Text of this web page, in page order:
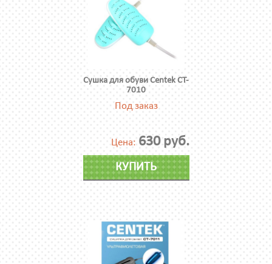
Сушка для обуви Centek CT-
7010
Под заказ
Цена: 630 руб.
КУПИТЬ